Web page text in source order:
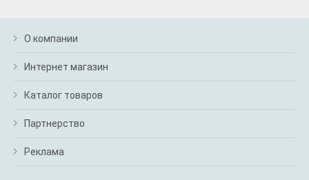
О компании
Интернет магазин
Каталог товаров
Партнерство
Реклама